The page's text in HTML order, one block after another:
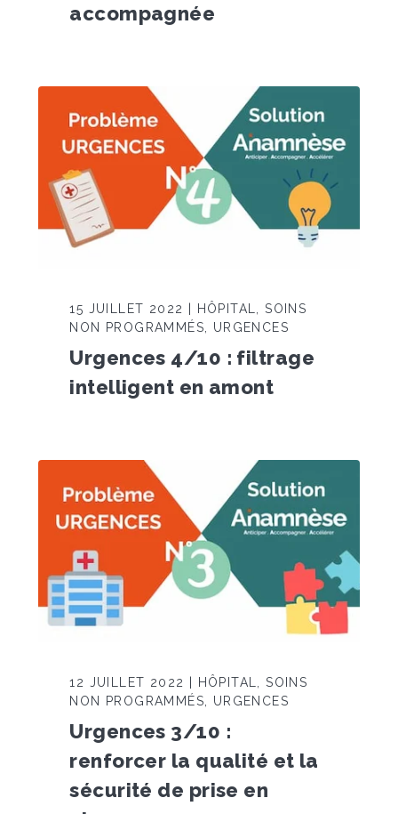
accompagnée
15 JUILLET 2022 | HÔPITAL, SOINS
NON PROGRAMMÉS, URGENCES
Urgences 4/10 : filtrage
intelligent en amont
12 JUILLET 2022 | HÔPITAL, SOINS
NON PROGRAMMÉS, URGENCES
Urgences 3/10 :
renforcer la qualité et la
sécurité de prise en